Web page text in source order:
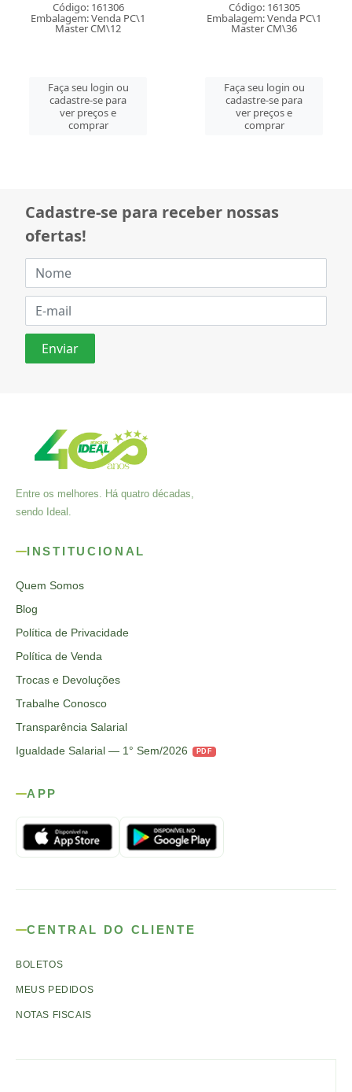
Código: 161306
Embalagem: Venda PC\1
Master CM\12
Faça seu login ou
cadastre-se para
ver preços e
comprar
Código: 161305
Embalagem: Venda PC\1
Master CM\36
Faça seu login ou
cadastre-se para
ver preços e
comprar
Cadastre-se para receber nossas
ofertas!
Entre os melhores. Há quatro décadas,
sendo Ideal.
INSTITUCIONAL
Quem Somos
Blog
Política de Privacidade
Política de Venda
Trocas e Devoluções
Trabalhe Conosco
Transparência Salarial
Igualdade Salarial — 1° Sem/2026
PDF
APP
CENTRAL DO CLIENTE
BOLETOS
MEUS PEDIDOS
NOTAS FISCAIS